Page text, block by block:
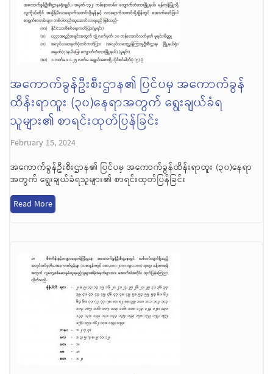
အကောက်ခွန်ဦးစီးဌာန၏ ပြင်ပမှ အကောက်ခွန်
ထိန်းရာထူး (၃၀)နေရာအတွက် ရွေးချယ်ခံရ
သူများ၏ စာရင်းထုတ်ပြန်ခြင်း
February 15, 2024
အကောက်ခွန်ဦးစီးဌာန၏ ပြင်ပမှ အကောက်ခွန်ထိန်းရာထူး (၃၀)နေရာ
အတွက် ရွေးချယ်ခံရသူများ၏ စာရင်းထုတ်ပြန်ခြင်း
Read More